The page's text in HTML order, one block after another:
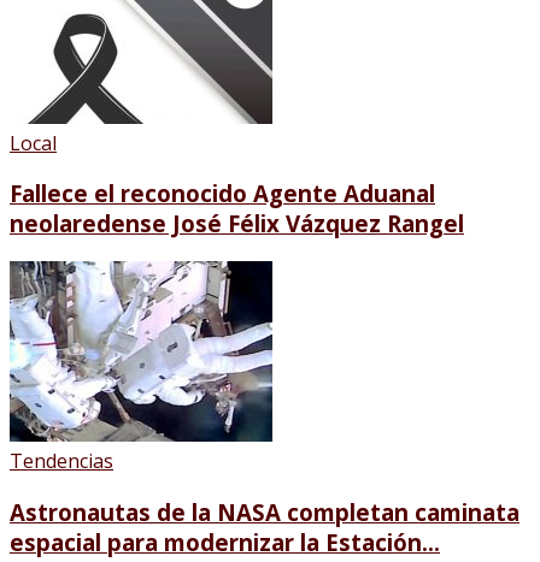
Local
Fallece el reconocido Agente Aduanal
neolaredense José Félix Vázquez Rangel
Tendencias
Astronautas de la NASA completan caminata
espacial para modernizar la Estación...